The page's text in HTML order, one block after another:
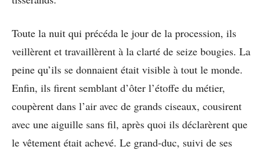
Toute la nuit qui précéda le jour de la procession, ils
veillèrent et travaillèrent à la clarté de seize bougies. La
peine qu’ils se donnaient était visible à tout le monde.
Enfin, ils firent semblant d’ôter l’étoffe du métier,
coupèrent dans l’air avec de grands ciseaux, cousirent
avec une aiguille sans fil, après quoi ils déclarèrent que
le vêtement était achevé. Le grand-duc, suivi de ses